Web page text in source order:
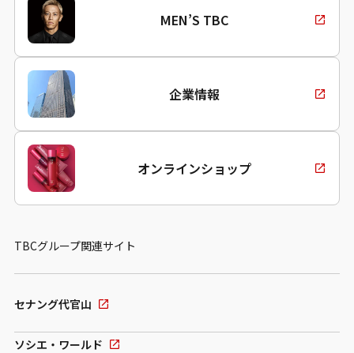
MEN’S TBC
企業情報
オンラインショップ
TBCグループ関連サイト
セナング代官山
ソシエ・ワールド